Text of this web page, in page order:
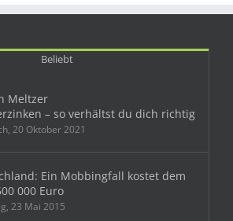
Beliebt
Meltzer
– so verhältst du dich richtig
20 Oktober 2021
Ein Mobbingfall kostet dem
000 Euro
23 Mai 2015